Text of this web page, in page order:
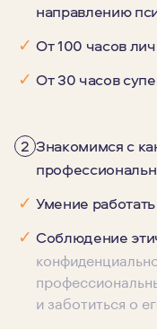
направлению
✓ От 100 часов
✓ От 30 часов
2 Знакомимся с
✓ Умение
✓ Соблюдение
и заботиться о